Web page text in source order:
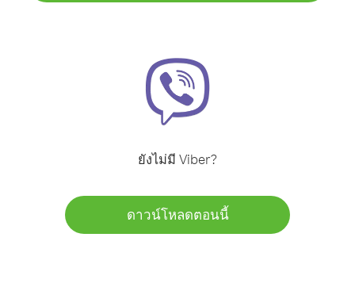
ยังไม่มี Viber?
ดาวน์โหลดตอนนี้